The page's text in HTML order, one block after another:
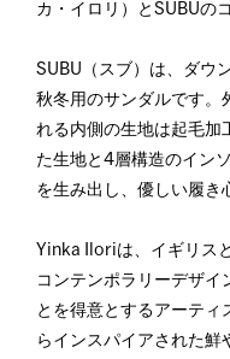
カ・イロリ）とSUBUの
SUBU（スブ）は、ダウ
秋冬用のサンダルです。
れる内側の生地は起毛加
た生地と4層構造のイン
を生み出し、優しい履き
Yinka Iloriは、イギリス
コンテンポラリーデザイ
とを得意とするアーティ
らインスパイアされた鮮